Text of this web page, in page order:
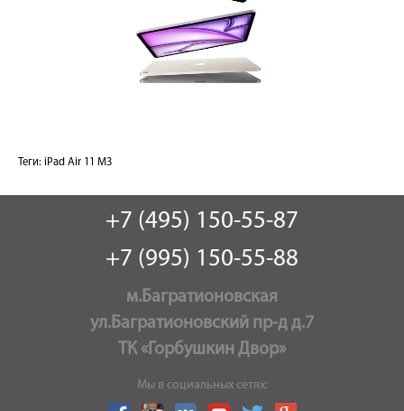
Теги: iPad Air 11 M3
+7 (495) 150-55-87
+7 (995) 150-55-88
м.Багратионовская
ул.Багратионовский пр-д д.7
ТК «Горбушкин Двор»
Мы в социальных сетях: